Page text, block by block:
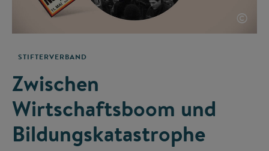
©
STIFTERVERBAND
Zwischen
Wirtschaftsboom und
Bildungskatastrophe